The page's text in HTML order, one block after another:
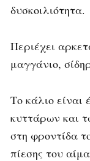
δυσκοιλιότητα.
Περιέχει
μαγγάνιο,
Το κάλιο είναι
κυττάρων και
στη φροντίδα
πίεσης του